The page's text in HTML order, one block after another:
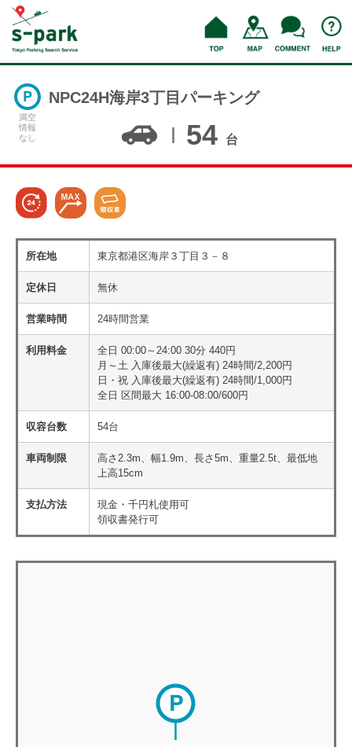
満空
情報
なし
NPC24H海岸3丁目パーキング
54 台
所在地 東京都港区海岸３丁目３－８
定休日 無休
営業時間 24時間営業
利用料金
全日 00:00～24:00 30分 440円
月～土 入庫後最大(繰返有) 24時間/2,200円
日・祝 入庫後最大(繰返有) 24時間/1,000円
全日 区間最大 16:00-08:00/600円
収容台数 54台
車両制限
高さ2.3m、幅1.9m、長さ5m、重量2.5t、最低地
上高15cm
支払方法
現金・千円札使用可
領収書発行可